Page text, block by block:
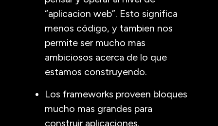
“aplicacion web”. Esto significa
menos código, y tambien nos
permite ser mucho mas
ambiciosos acerca de lo que
estamos construyendo.
Los frameworks proveen bloques
mucho mas grandes para
construir aplicaciones.